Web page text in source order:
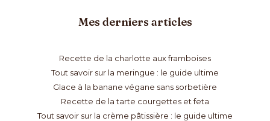
Mes derniers articles
Recette de la charlotte aux framboises
Tout savoir sur la meringue : le guide ultime
Glace à la banane végane sans sorbetière
Recette de la tarte courgettes et feta
Tout savoir sur la crème pâtissière : le guide ultime